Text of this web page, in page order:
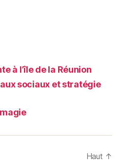
à l’île de la Réunion
sociaux et stratégie
Haut ↑